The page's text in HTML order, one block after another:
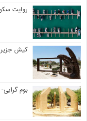
روایت
کیش
بوم